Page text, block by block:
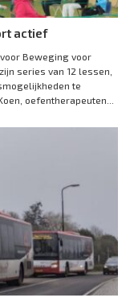
actief
Beweging voor
series van 12 lessen,
te
oefentherapeuten...